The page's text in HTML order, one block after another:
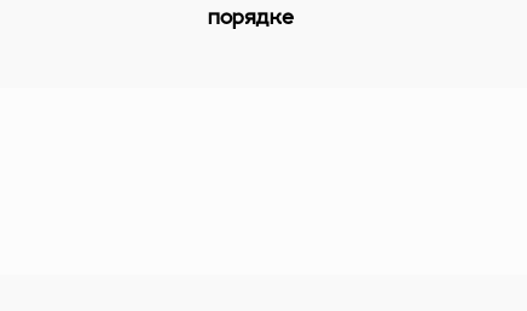
порядке